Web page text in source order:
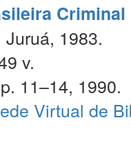
Criminal
1983.
v.
11–14, 1990.
Virtual de